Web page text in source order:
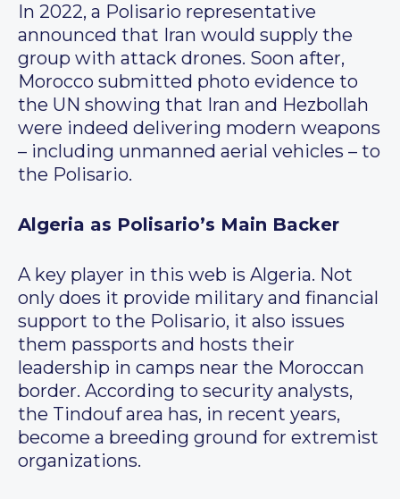
In 2022, a Polisario representative
announced that Iran would supply the
group with attack drones. Soon after,
Morocco submitted photo evidence to
the UN showing that Iran and Hezbollah
were indeed delivering modern weapons
– including unmanned aerial vehicles – to
the Polisario.
Algeria as Polisario’s Main Backer
A key player in this web is Algeria. Not
only does it provide military and financial
support to the Polisario, it also issues
them passports and hosts their
leadership in camps near the Moroccan
border. According to security analysts,
the Tindouf area has, in recent years,
become a breeding ground for extremist
organizations.